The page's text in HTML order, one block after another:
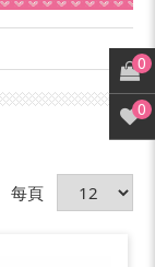
每頁
0
0